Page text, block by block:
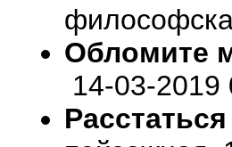
Обломите
14-03-2019